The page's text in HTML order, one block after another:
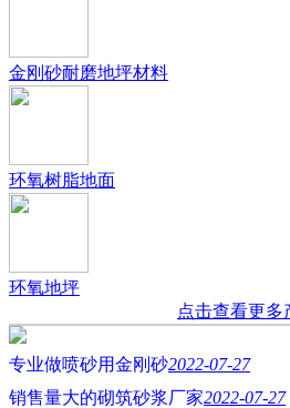
金刚砂耐磨地坪材料
环氧树脂地面
环氧地坪
点击查看更多
专业做喷砂用金刚砂2022-07-27
销售量大的砌筑砂浆厂家2022-07-27